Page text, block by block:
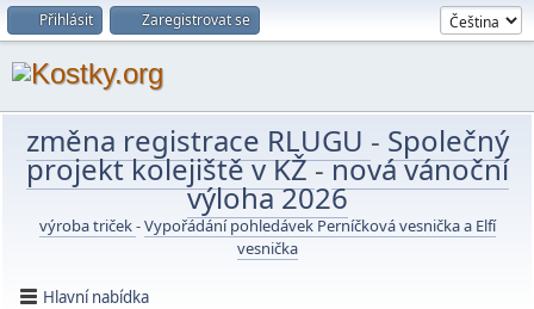
Přihlásit Zaregistrovat se
změna registrace RLUGU - Společný
projekt kolejiště v KŽ-nová vánoční
výloha 2026
výroba triček-Vypořádání pohledávek Perníčková vesnička a Elfí
vesnička
Hlavní nabídka